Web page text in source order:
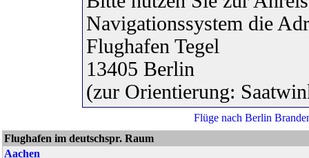
Navigationssystem die
Flughafen Tegel
13405 Berlin
(zur Orientierung:
Flughafen im deutschspr. Raum
Aachen